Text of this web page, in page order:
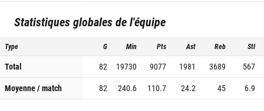
Statistiques globales de l'équipe
Type G Min Pts Ast Reb Stl
Total 82 19730 9077 1981 3689
567
Moyenne / match
82 240.6 110.7 24.2 45 6.9